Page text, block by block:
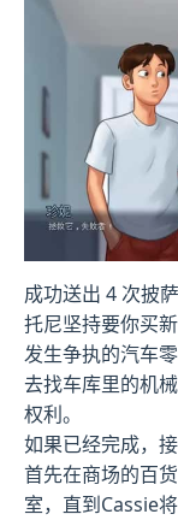
成功送出 4 次披萨
托尼坚持要你买
发生争执的汽车
去找车库里的机
权利。
如果已经完成，
首先在商场的百
室，直到Cassie